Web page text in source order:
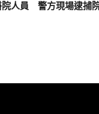
院人員 警方現場逮捕